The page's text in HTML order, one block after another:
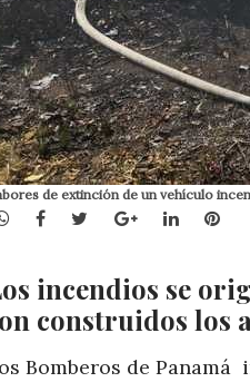
de extinción de un vehículo
WhatsApp
Facebook
TwitterGoogle+LinkedIn
incendios se
construidos los
Bomberos de